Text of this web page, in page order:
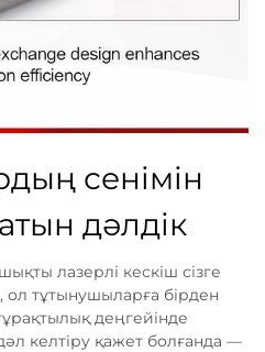
сенімін
дәлдік
лазерлі кескіш сізге
ол тұтынушыларға бірден
деңгейінде
келтіру қажет болғанда —